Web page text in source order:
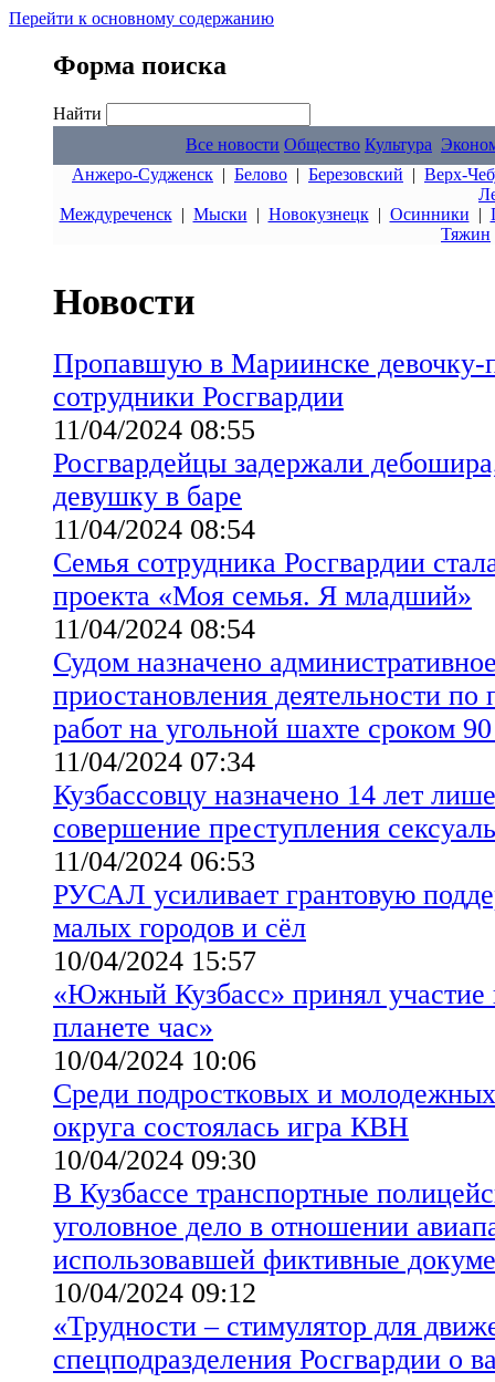
Перейти к основному содержанию
Форма поиска
Найти
Все новости Общество Культура
Анжеро-Судженск | Белово | Березовский | Верх-
Междуреченск| Мыски | Новокузнецк| Осинники |
Тяжин
Новости
Пропавшую в Мариинске девочку-
сотрудники Росгвардии
11/04/2024 08:55
Росгвардейцы задержали
девушку в баре
11/04/2024 08:54
Семья сотрудника Росгвардии
проекта «Моя семья. Я младший»
11/04/2024 08:54
Судом назначено
приостановления деятельности по
работ на угольной шахте сроком
11/04/2024 07:34
Кузбассовцу назначено 14 лет
совершение преступления
11/04/2024 06:53
РУСАЛ усиливает грантовую
малых городов и сёл
10/04/2024 15:57
«Южный Кузбасс» принял участие
планете час»
10/04/2024 10:06
Среди подростковых и
округа состоялась игра КВН
10/04/2024 09:30
В Кузбассе транспортные
уголовное дело в отношении
использовавшей фиктивные
10/04/2024 09:12
«Трудности – стимулятор для
спецподразделения Росгвардии о